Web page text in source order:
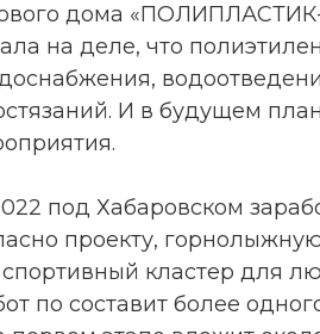
дома «ПОЛИПЛАСТИК-
на деле, что
И в будущем
под Хабаровском
проекту,
кластер для
по составит более